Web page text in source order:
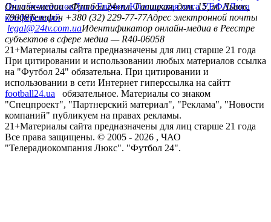
Лига чемпионовЛига ЕвропыЮношеская лига УЕФАЛига
конференций
Онлайн-медиа «Футбол 24»пл. Галицкая, дом. 15, м. Львов,
79008Телефон +380 (32) 229-77-77Адрес электронной почты
legal@24tv.com.uaИдентификатор онлайн-медиа в Реестре
субъектов в сфере медиа — R40-06058
21+Материалы сайта предназначены для лиц старше 21 года
При цитировании и использовании любых материалов ссылка
на "Футбол 24" обязательна. При цитировании и
использовании в сети Интернет гиперссылка на сайтт
football24.ua
обязательное. Материалы со знаком
"Спецпроект", "Партнерский материал", "Реклама", "Новости
компаний" публикуем на правах рекламы.
21+Материалы сайта предназначены для лиц старше 21 года
Все права защищены. © 2005 - 2026 , ЧАО
"Телерадиокомпания Люкс". "Футбол 24".